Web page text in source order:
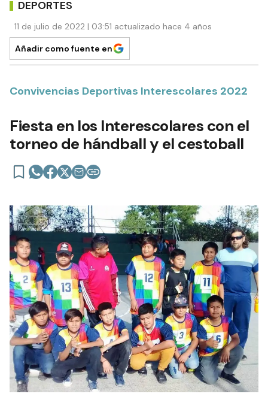
DEPORTES
11 de julio de 2022 | 03:51 actualizado hace 4 años
Añadir como fuente en
Convivencias Deportivas Interescolares 2022
Fiesta en los Interescolares con el
torneo de hándball y el cestoball